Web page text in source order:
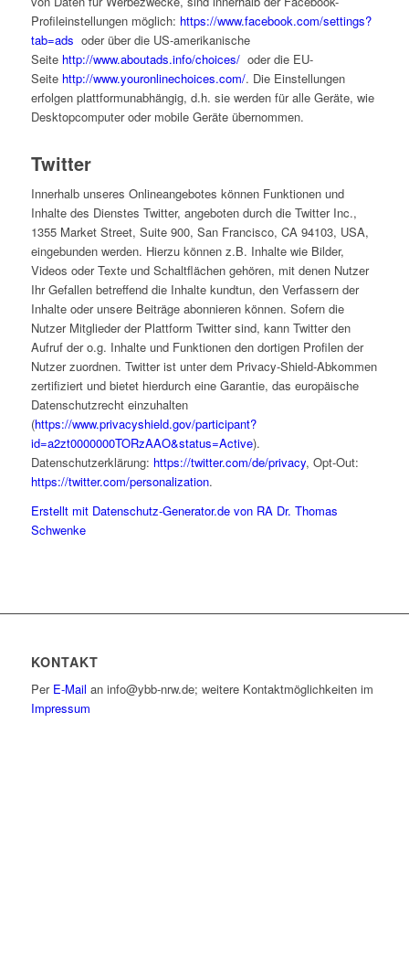
Profileinstellungen möglich: https://www.facebook.com/settings?
tab=ads oder über die US-amerikanische
Seite http://www.aboutads.info/choices/oder die EU-
Seite http://www.youronlinechoices.com/. Die Einstellungen
erfolgen plattformunabhängig, d.h. sie werden für alle Geräte, wie
Desktopcomputer oder mobile Geräte übernommen.
Twitter
Innerhalb unseres Onlineangebotes können Funktionen und
Inhalte des Dienstes Twitter, angeboten durch die Twitter Inc.,
1355 Market Street, Suite 900, San Francisco, CA 94103, USA,
eingebunden werden. Hierzu können z.B. Inhalte wie Bilder,
Videos oder Texte und Schaltflächen gehören, mit denen Nutzer
Ihr Gefallen betreffend die Inhalte kundtun, den Verfassern der
Inhalte oder unsere Beiträge abonnieren können. Sofern die
Nutzer Mitglieder der Plattform Twitter sind, kann Twitter den
Aufruf der o.g. Inhalte und Funktionen den dortigen Profilen der
Nutzer zuordnen. Twitter ist unter dem Privacy-Shield-Abkommen
zertifiziert und bietet hierdurch eine Garantie, das europäische
Datenschutzrecht einzuhalten
(https://www.privacyshield.gov/participant?
id=a2zt0000000TORzAAO&status=Active).
Datenschutzerklärung: https://twitter.com/de/privacy, Opt-Out:
https://twitter.com/personalization.
Erstellt mit Datenschutz-Generator.de von RA Dr. Thomas
Schwenke
KONTAKT
Per E-Mail an info@ybb-nrw.de; weitere Kontaktmöglichkeiten im
Impressum